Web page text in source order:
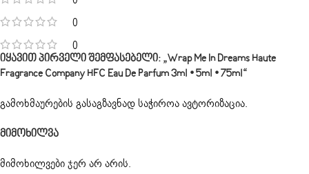
0
0
Მიმოხილვა
მიმოხილვები ჯერ არ არის.
Იყავით Პირველი Შემფასებელი: „Wrap Me In Dreams Haute
Fragrance Company HFC Eau De Parfum 3ml • 5ml • 75ml“
გამოხმაურების გასაგზავნად საჭიროაავტორიზაცია.